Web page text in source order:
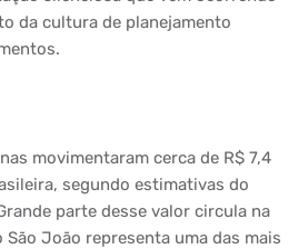
da cultura de planejamento
movimentaram cerca de R$ 7,4
segundo estimativas do
parte desse valor circula na
São João representa uma das mais